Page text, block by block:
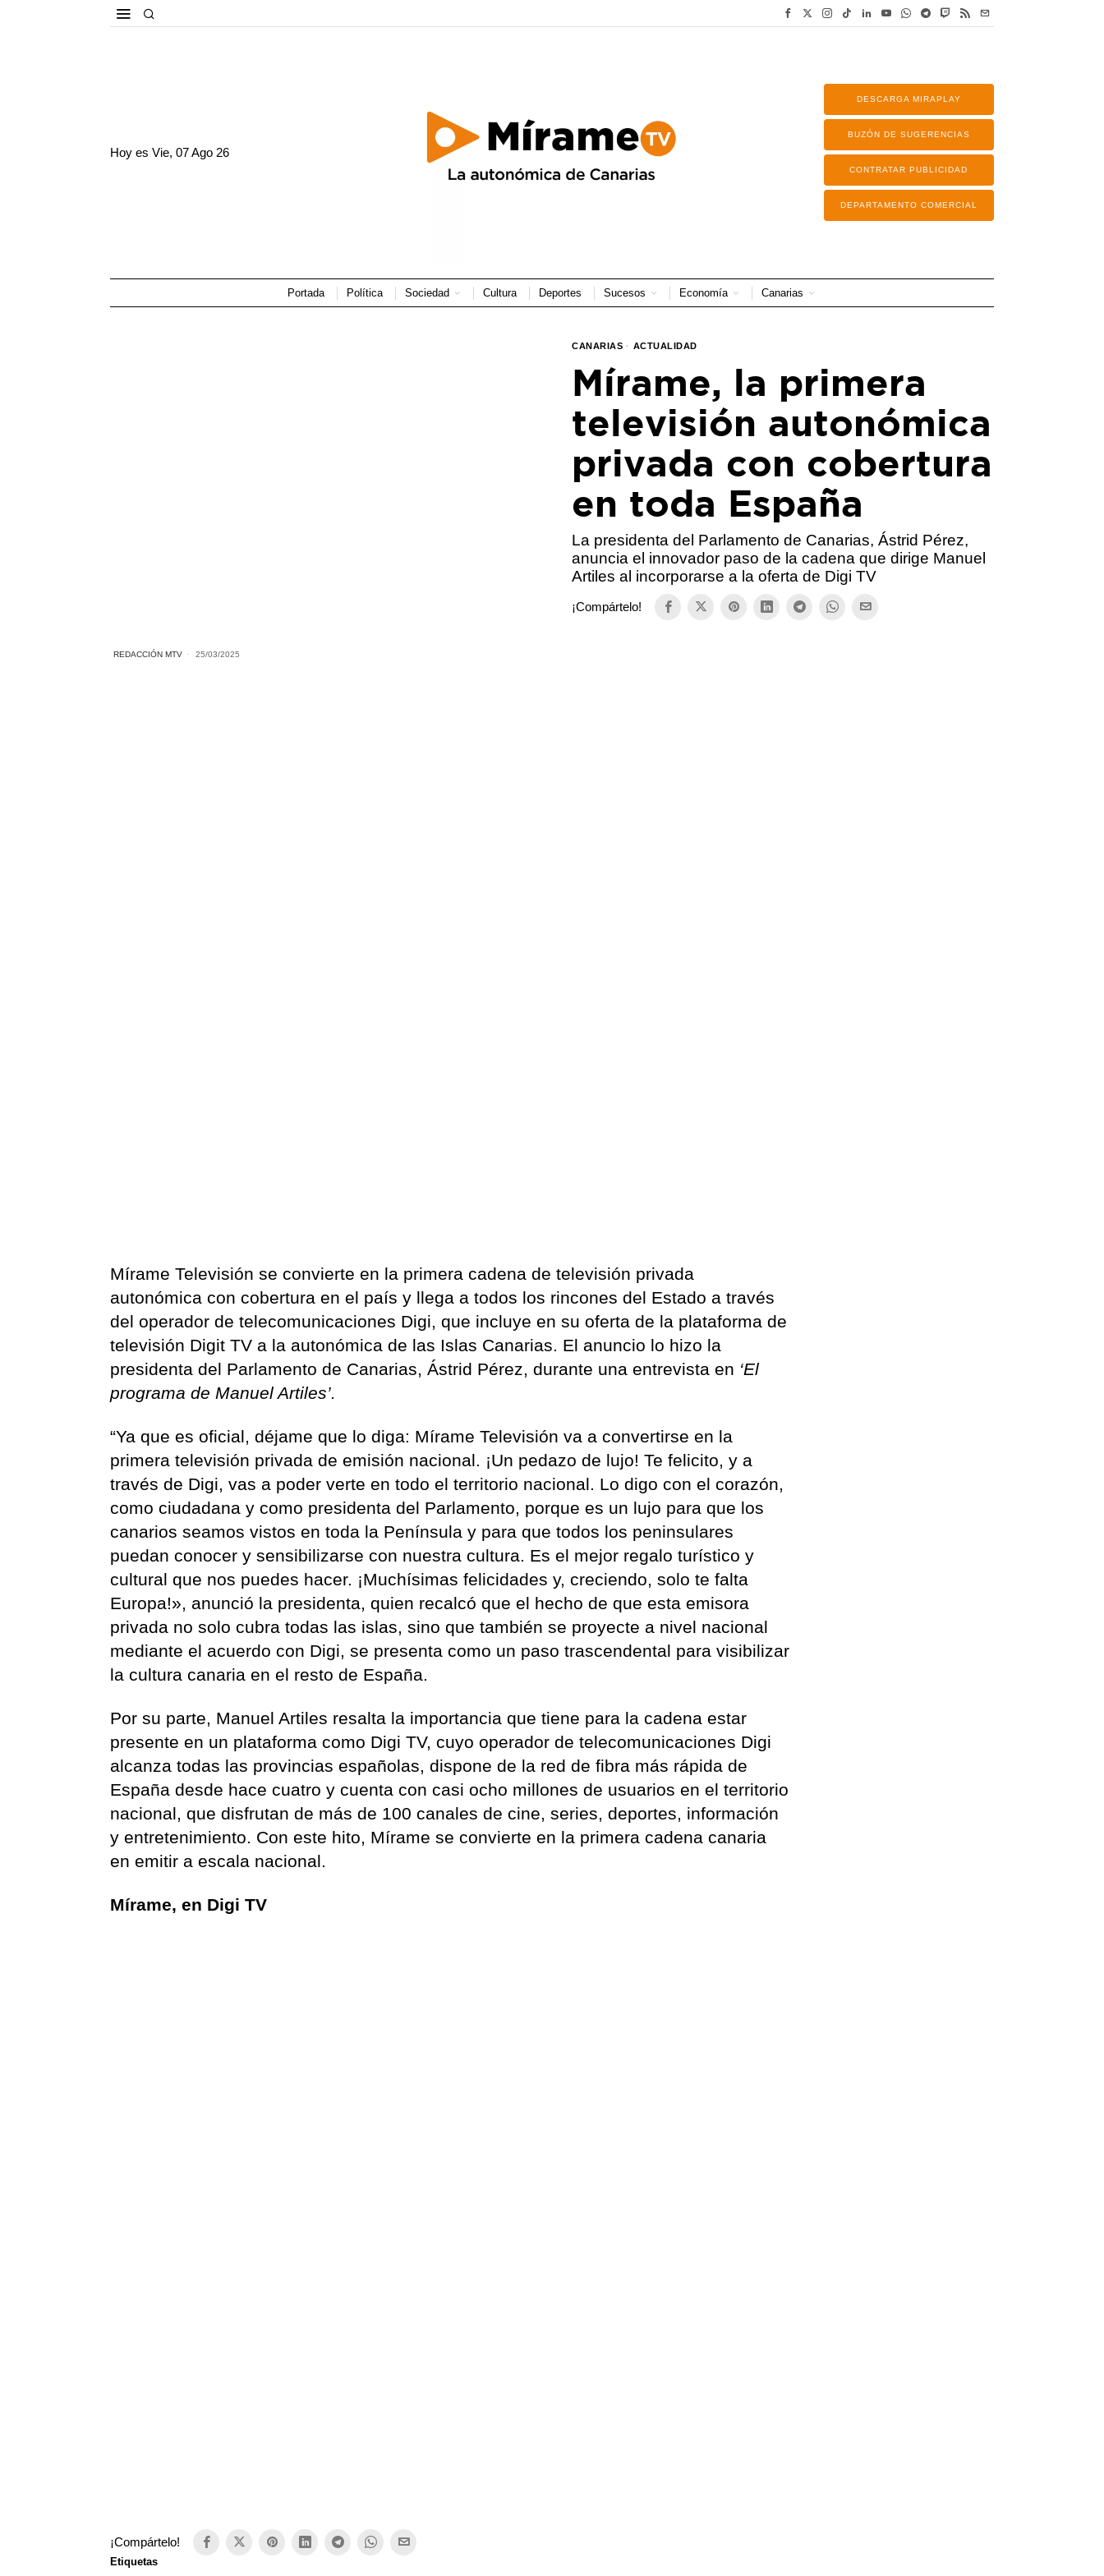
Hoy esVie, 07 Ago 26
DESCARGA MIRAPLAY
BUZÓN DE SUGERENCIAS
CONTRATAR PUBLICIDAD
DEPARTAMENTO COMERCIAL
Portada Política Sociedad Cultura Deportes Sucesos Economía Canarias
CANARIAS · ACTUALIDAD
Mírame, la primera
televisión autonómica
privada con cobertura
en toda España
La presidenta del Parlamento de Canarias, Ástrid Pérez,
anuncia el innovador paso de la cadena que dirige Manuel
Artiles al incorporarse a la oferta de Digi TV
¡Compártelo!
REDACCIÓN MTV 25/03/2025
Mírame Televisión se convierte en la primera cadena de televisión privada
autonómica con cobertura en el país y llega a todos los rincones del Estado a través
del operador de telecomunicaciones Digi, que incluye en su oferta de la plataforma de
televisión Digit TV a la autonómica de las Islas Canarias. El anuncio lo hizo la
presidenta del Parlamento de Canarias, Ástrid Pérez, durante una entrevista en ‘El
programa de Manuel Artiles’.
“Ya que es oficial, déjame que lo diga: Mírame Televisión va a convertirse en la
primera televisión privada de emisión nacional. ¡Un pedazo de lujo! Te felicito, y a
través de Digi, vas a poder verte en todo el territorio nacional. Lo digo con el corazón,
como ciudadana y como presidenta del Parlamento, porque es un lujo para que los
canarios seamos vistos en toda la Península y para que todos los peninsulares
puedan conocer y sensibilizarse con nuestra cultura. Es el mejor regalo turístico y
cultural que nos puedes hacer. ¡Muchísimas felicidades y, creciendo, solo te falta
Europa!», anunció la presidenta, quien recalcó que el hecho de que esta emisora
privada no solo cubra todas las islas, sino que también se proyecte a nivel nacional
mediante el acuerdo con Digi, se presenta como un paso trascendental para visibilizar
la cultura canaria en el resto de España.
Por su parte, Manuel Artiles resalta la importancia que tiene para la cadena estar
presente en un plataforma como Digi TV, cuyo operador de telecomunicaciones Digi
alcanza todas las provincias españolas, dispone de la red de fibra más rápida de
España desde hace cuatro y cuenta con casi ocho millones de usuarios en el territorio
nacional, que disfrutan de más de 100 canales de cine, series, deportes, información
y entretenimiento. Con este hito, Mírame se convierte en la primera cadena canaria
en emitir a escala nacional.
Mírame, en Digi TV
¡Compártelo!
Etiquetas